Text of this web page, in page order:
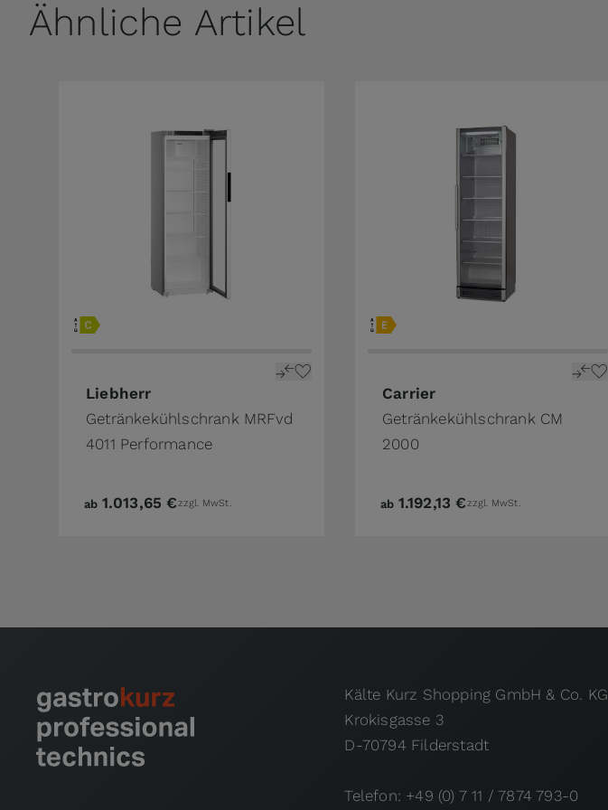
Ähnliche Artikel
Liebherr
Getränkekühlschrank MRFvd
4011 Performance
ab 1.013,65 €zzgl. MwSt.
Carrier
Getränkekühlschrank CM
2000
ab 1.192,13 €zzgl. MwSt.
Kälte Kurz Shopping GmbH & Co. KG
Krokisgasse 3
D-70794 Filderstadt
Telefon: +49 (0) 7 11 / 7874 793-0